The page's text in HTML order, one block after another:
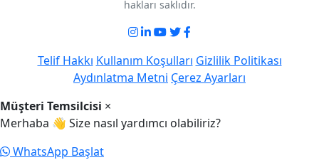
hakları saklıdır.
Telif Hakkı Kullanım Koşulları Gizlilik Politikası
Aydınlatma Metni Çerez Ayarları
Müşteri Temsilcisi ×
Merhaba 👋 Size nasıl yardımcı olabiliriz?
WhatsApp Başlat